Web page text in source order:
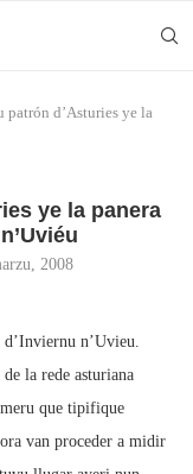
patrón d’Asturies ye la
ye la panera
2008
d’Inviernu n’Uvieu.
la rede asturiana
que tipifique
van proceder a midir